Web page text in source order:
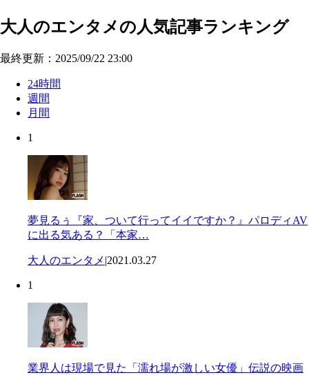
大人のエンタメの人気記事ランキング
最終更新：2025/09/22 23:00
24時間
週間
月間
1
夢見るぅ『家、ついて行ってイイですか？』パロディAV
に出る気ある？「本家…
大人のエンタメ |2021.03.27
1
業界人は現場で見た「濡れ場が激しい女優」伝説の映画